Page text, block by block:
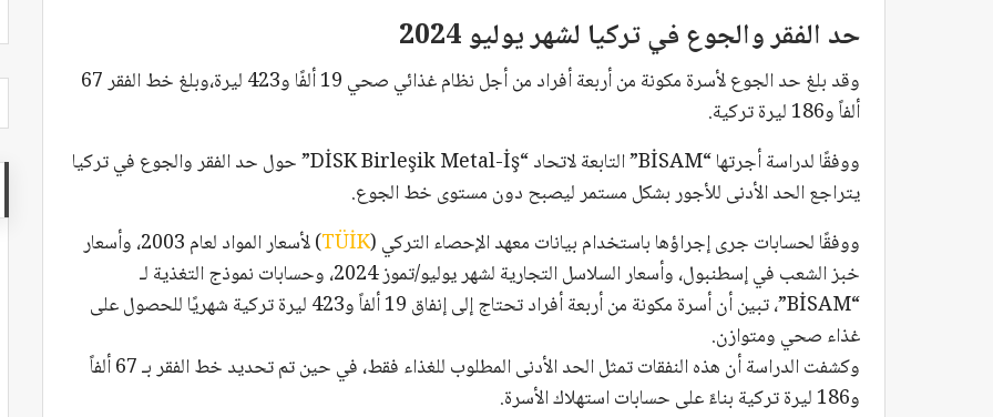
حد الفقر والجوع في تركيا لشهر يوليو 2024
وقد بلغ حد الجوع لأسرة مكونة من أربعة أفراد من أجل نظام غذائي صحي 19 ألفًا و423 ليرة،وبلغ خط الفقر 67
ألفاً و186 ليرة تركية.
ووفقًا لدراسة أجرتها “BİSAM” التابعة لاتحاد “DİSK Birleşik Metal-İş” حول حد الفقر والجوع في تركيا
يتراجع الحد الأدنى للأجور بشكل مستمر ليصبح دون مستوى خط الجوع.
ووفقًا لحسابات جرى إجراؤها باستخدام بيانات معهد الإحصاء التركي (TÜİK
) لأسعار المواد لعام 2003، وأسعار
خبز الشعب في إسطنبول، وأسعار السلاسل التجارية لشهر يوليو/تموز 2024، وحسابات نموذج التغذية لـ
“BİSAM”، تبين أن أسرة مكونة من أربعة أفراد تحتاج إلى إنفاق 19 ألفاً و423 ليرة تركية شهريًا للحصول على
غذاء صحي ومتوازن.
وكشفت الدراسة أن هذه النفقات تمثل الحد الأدنى المطلوب للغذاء فقط، في حين تم تحديد خط الفقر بـ 67 ألفاً
و186 ليرة تركية بناءً على حسابات استهلاك الأسرة.